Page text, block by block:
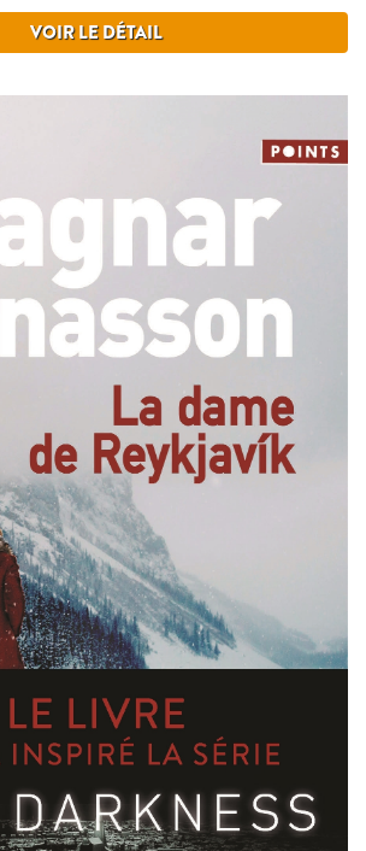
VOIR LE DÉTAIL